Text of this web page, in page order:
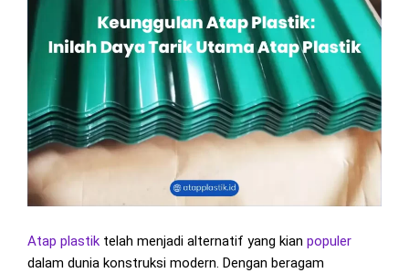
Atap plastik telah menjadi alternatif yang kian populer
dalam dunia konstruksi modern. Dengan beragam